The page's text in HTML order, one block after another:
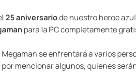
25 aniversariode nuestro heroe
para la PC completamente
Megaman se enfrentará a varios
por mencionar algunos, quienes